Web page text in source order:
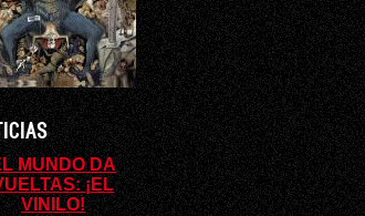
MUNDO DA
¡EL
VINILO!